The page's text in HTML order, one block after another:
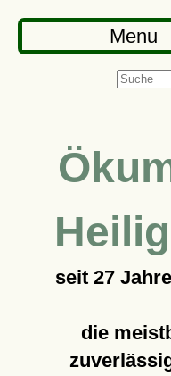
Menu
seit 27
die